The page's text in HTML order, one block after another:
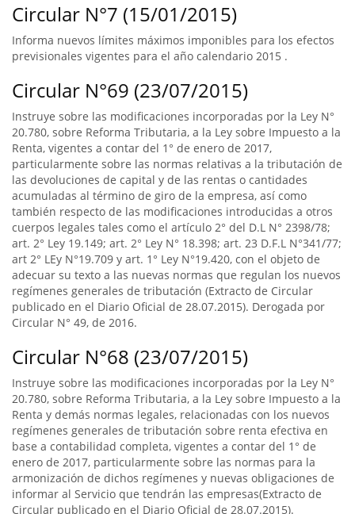
Circular N°7 (15/01/2015)
Informa nuevos límites máximos imponibles para los efectos
previsionales vigentes para el año calendario 2015 .
Circular N°69 (23/07/2015)
Instruye sobre las modificaciones incorporadas por la Ley N°
20.780, sobre Reforma Tributaria, a la Ley sobre Impuesto a la
Renta, vigentes a contar del 1° de enero de 2017,
particularmente sobre las normas relativas a la tributación de
las devoluciones de capital y de las rentas o cantidades
acumuladas al término de giro de la empresa, así como
también respecto de las modificaciones introducidas a otros
cuerpos legales tales como el artículo 2° del D.L N° 2398/78;
art. 2° Ley 19.149; art. 2° Ley N° 18.398; art. 23 D.F.L N°341/77;
art 2° LEy N°19.709 y art. 1° Ley N°19.420, con el objeto de
adecuar su texto a las nuevas normas que regulan los nuevos
regímenes generales de tributación (Extracto de Circular
publicado en el Diario Oficial de 28.07.2015). Derogada por
Circular N° 49, de 2016.
Circular N°68 (23/07/2015)
Instruye sobre las modificaciones incorporadas por la Ley N°
20.780, sobre Reforma Tributaria, a la Ley sobre Impuesto a la
Renta y demás normas legales, relacionadas con los nuevos
regímenes generales de tributación sobre renta efectiva en
base a contabilidad completa, vigentes a contar del 1° de
enero de 2017, particularmente sobre las normas para la
armonización de dichos regímenes y nuevas obligaciones de
informar al Servicio que tendrán las empresas(Extracto de
Circular publicado en el Diario Oficial de 28.07.2015).